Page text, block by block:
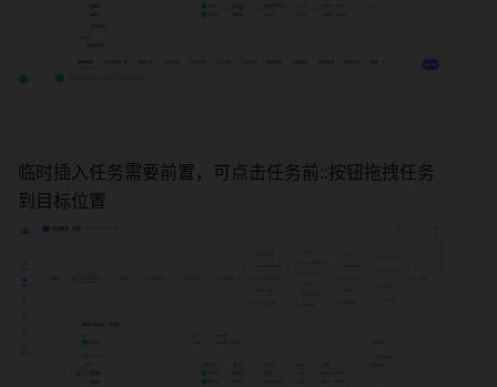
临时插入任务需要前置，可点击任务前::按钮拖拽任务
到目标位置